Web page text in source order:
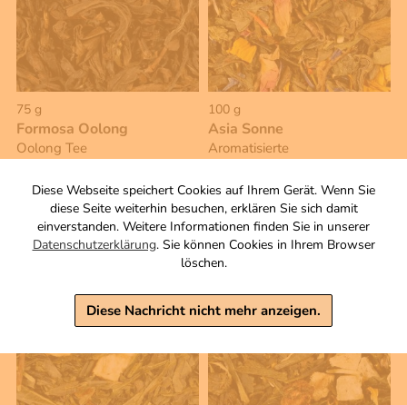
Diese Webseite speichert Cookies auf Ihrem Gerät. Wenn Sie
diese Seite weiterhin besuchen, erklären Sie sich damit
einverstanden. Weitere Informationen finden Sie in unserer
Datenschutzerklärung. Sie können Cookies in Ihrem Browser
löschen.
Diese Nachricht nicht mehr anzeigen.
75 g
Formosa Oolong
Oolong Tee
inkl. MwSt, zzgl. Versand
Grundpreis 1 KG: 65,33 €
Warenkorb
100 g
Asia Sonne
Aromatisierte
Zutaten
4,90 €
inkl. MwSt, zzgl. Versand
Grundpreis 1 KG: 49,00 €
Warenkorb